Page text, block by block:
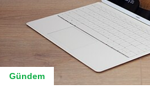
Gündem